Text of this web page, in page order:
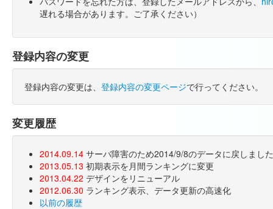
遅れる場合があります。ご了承ください）
登録内容の変更
登録内容の変更は、 登録内容の変更ページで行ってください。
変更履歴
2014.09.14 サーバ障害のため2014/9/8のデータに戻しまし
2013.05.13 初期表示を月間ランキングに変更
2013.04.22 デザインをリニューアル
2012.06.30 ランキング表示、データ更新の高速化
以前の履歴